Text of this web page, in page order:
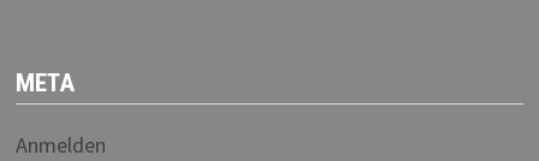
META
Anmelden